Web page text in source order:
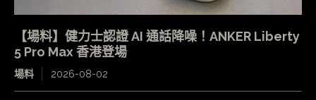
【場料】健力士認證 AI 通話降噪！ANKER Liberty
5 Pro Max 香港登場
場料 2026-08-02